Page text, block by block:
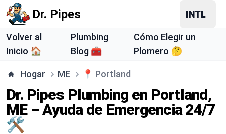
Dr. Pipes
Volver al
Inicio 🏠
Plumbing
Blog 🧰
Cómo Elegir un
Plomero 🤔
Hogar ME 📍 Portland
Dr. Pipes Plumbing en Portland,
ME – Ayuda de Emergencia 24/7
🛠️